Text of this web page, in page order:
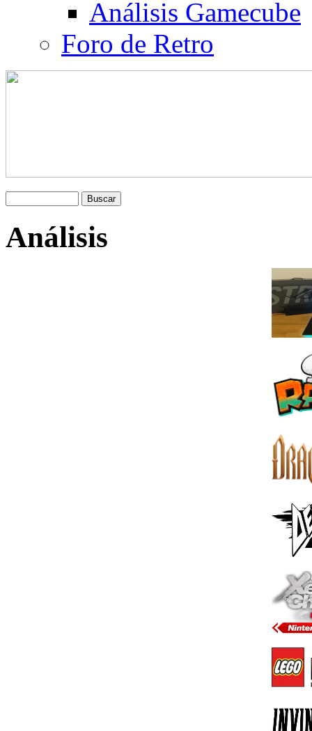
Análisis Gamecube
Foro de Retro
Análisis